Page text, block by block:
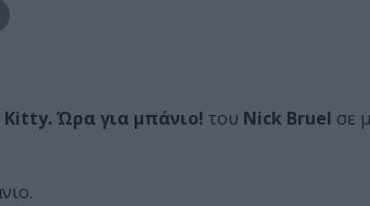
Kitty. Ώρα για μπάνιο! του Nick Bruel σε